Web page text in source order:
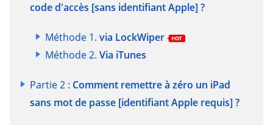
code d'accès [sans identifiant Apple] ?
Méthode 1. via LockWiper
Méthode 2. Via iTunes
Partie 2 : Comment remettre à zéro un iPad
sans mot de passe [identifiant Apple requis] ?